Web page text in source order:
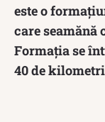
este o
care seamănă
Formația se
40 de